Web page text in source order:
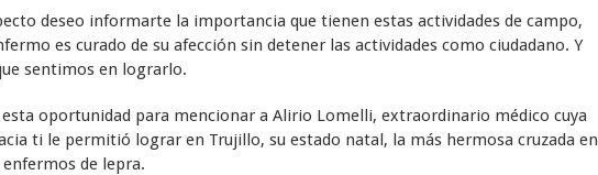
deseo informarte la importancia que tienen estas actividades de campo,
es curado de su afección sin detener las actividades como ciudadano. Y
sentimos en lograrlo.
oportunidad para mencionar a Alirio Lomelli, extraordinario médico cuya
ti le permitió lograr en Trujillo, su estado natal, la más hermosa cruzada en
de lepra.